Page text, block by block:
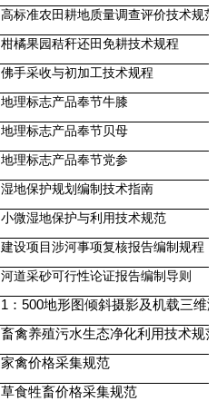
高标准农田耕地质量调查评价技术规范
柑橘果园秸秆还田免耕技术规程
佛手采收与初加工技术规程
地理标志产品奉节牛膝
地理标志产品奉节贝母
地理标志产品奉节党参
湿地保护规划编制技术指南
小微湿地保护与利用技术规范
建设项目涉河事项复核报告编制规程
河道采砂可行性论证报告编制导则
1 ： 500地形图倾斜摄影及机载三维
畜禽养殖污水生态净化利用技术规
家禽价格采集规范
草食牲畜价格采集规范